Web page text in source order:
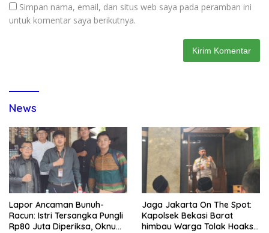
Simpan nama, email, dan situs web saya pada peramban ini
untuk komentar saya berikutnya.
News
Lapor Ancaman Bunuh-
Racun: Istri Tersangka Pungli
Rp80 Juta Diperiksa, Oknum
Jaga Jakarta On The Spot:
Kapolsek Bekasi Barat
himbau Warga Tolak Hoaks